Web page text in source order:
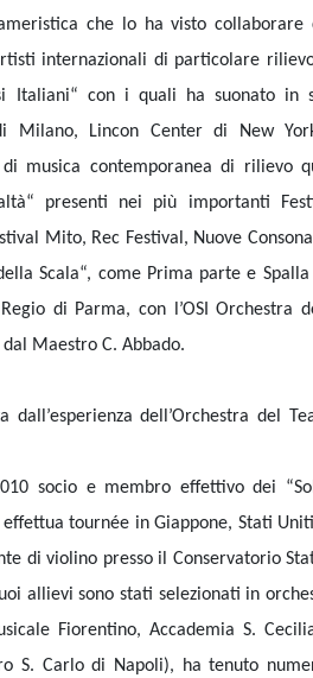
che lo ha visto collaborare
internazionali di particolare rilievo
Italiani“ con i quali ha suonato in
Milano, Lincon Center di New
musica contemporanea di rilievo
presenti nei più importanti
Mito, Rec Festival, Nuove
Scala“, come Prima parte e Spalla
di Parma, con l’OSI Orchestra
Maestro C. Abbado.
dell’Orchestra del
socio e membro effettivo dei
tournée in Giappone, Stati
di violino presso il Conservatorio
allievi sono stati selezionati in
Fiorentino, Accademia S.
S. Carlo di Napoli), ha tenuto